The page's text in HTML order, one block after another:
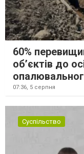
60%
об’єктів до
07:36, 5 серпня
Суспільство